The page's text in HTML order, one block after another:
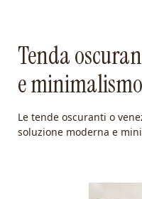
Tenda
e minimalismo
Le tende oscuranti o
soluzione moderna e